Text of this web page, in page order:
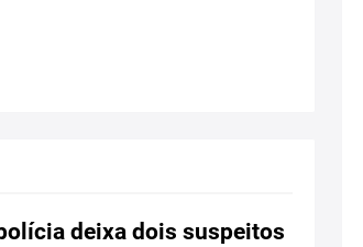
deixa dois suspeitos